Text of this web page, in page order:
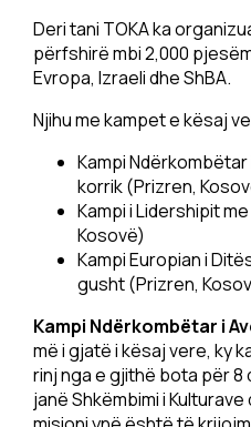
Deri tani TOKA ka
përfshirë mbi 2,000
Evropa, Izraeli dhe ShBA.
Njihu me kampet e kësaj
Kampi
korrik (Prizren,
Kampi i Lidershipit
Kosovë)
Kampi Europian i
gusht (Prizren,
Kampi Ndërkombëtar i
më i gjatë i kësaj vere, ky
rinj nga e gjithë bota për 8
janë Shkëmbimi i